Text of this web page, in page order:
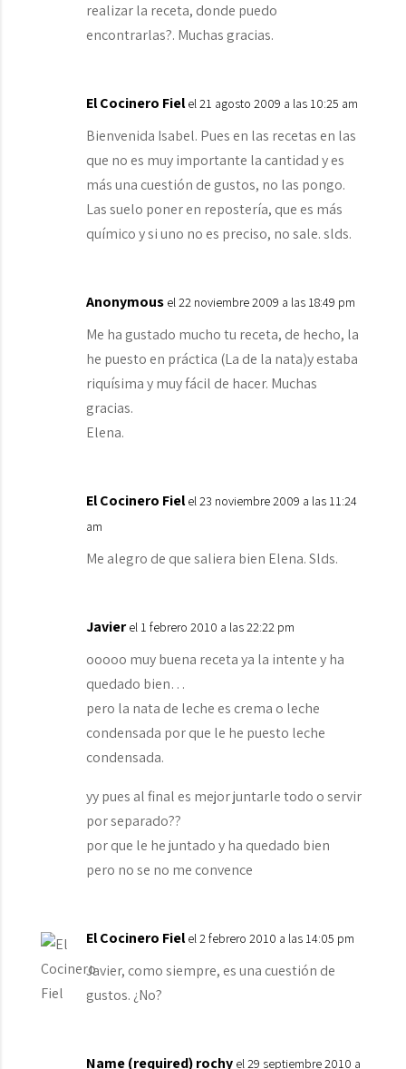
realizar la receta, donde puedo
encontrarlas?. Muchas gracias.
El Cocinero Fiel el 21 agosto 2009 a las 10:25 am
Bienvenida Isabel. Pues en las recetas en las
que no es muy importante la cantidad y es
más una cuestión de gustos, no las pongo.
Las suelo poner en repostería, que es más
químico y si uno no es preciso, no sale. slds.
Anonymous el 22 noviembre 2009 a las 18:49 pm
Me ha gustado mucho tu receta, de hecho, la
he puesto en práctica (La de la nata)y estaba
riquísima y muy fácil de hacer. Muchas
gracias.
Elena.
El Cocinero Fiel el 23 noviembre 2009 a las 11:24
am
Me alegro de que saliera bien Elena. Slds.
Javier el 1 febrero 2010 a las 22:22 pm
ooooo muy buena receta ya la intente y ha
quedado bien…
pero la nata de leche es crema o leche
condensada por que le he puesto leche
condensada.
yy pues al final es mejor juntarle todo o servir
por separado??
por que le he juntado y ha quedado bien
pero no se no me convence
El Cocinero Fiel el 2 febrero 2010 a las 14:05 pm
Javier, como siempre, es una cuestión de
gustos. ¿No?
Name (required) rochy el 29 septiembre 2010 a